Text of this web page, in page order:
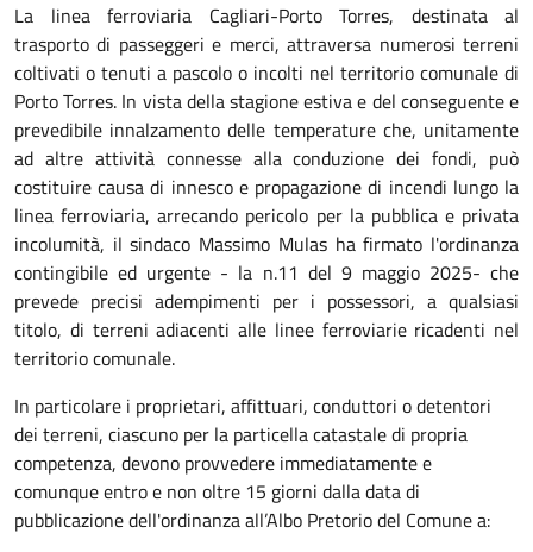
La linea ferroviaria Cagliari-Porto Torres, destinata al
trasporto di passeggeri e merci, attraversa numerosi terreni
coltivati o tenuti a pascolo o incolti nel territorio comunale di
Porto Torres. In vista della stagione estiva e del conseguente e
prevedibile innalzamento delle temperature che, unitamente
ad altre attività connesse alla conduzione dei fondi, può
costituire causa di innesco e propagazione di incendi lungo la
linea ferroviaria, arrecando pericolo per la pubblica e privata
incolumità, il sindaco Massimo Mulas ha firmato l'ordinanza
contingibile ed urgente - la n.11 del 9 maggio 2025- che
prevede precisi adempimenti per i possessori, a qualsiasi
titolo, di terreni adiacenti alle linee ferroviarie ricadenti nel
territorio comunale.
In particolare i proprietari, affittuari, conduttori o detentori
dei terreni, ciascuno per la particella catastale di propria
competenza, devono provvedere immediatamente e
comunque entro e non oltre 15 giorni dalla data di
pubblicazione dell'ordinanza all’Albo Pretorio del Comune a: